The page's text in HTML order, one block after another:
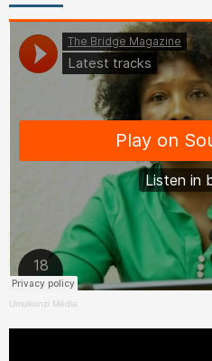
Umukunzi Média